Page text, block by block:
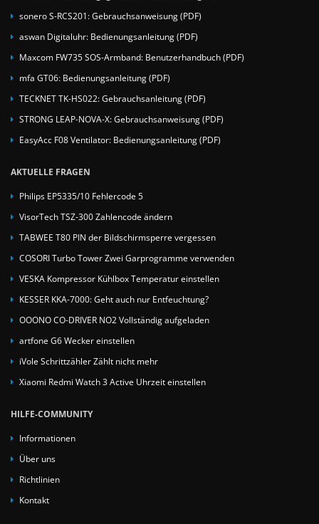
sonero S-RCS201: Gebrauchsanweisung (PDF)
aswan Digitaluhr: Bedienungsanleitung (PDF)
Maxcom FW735 SOS-Armband: Benutzerhandbuch (PDF)
mfa GT06: Bedienungsanleitung (PDF)
TECKNET TK-HS022: Gebrauchsanleitung (PDF)
STRONG LEAP-NOVA-X: Gebrauchsanweisung (PDF)
EasyAcc F08 Ventilator: Bedienungsanleitung (PDF)
AKTUELLE FRAGEN
Philips EP5335/10 Fehlercode 5
VisorTech TSZ-300 Zahlencode ändern
TABWEE T80 PIN der Bildschirmsperre vergessen
COSORI Turbo Tower Zwei Garprogramme verwenden
VESKA Kompressor Kühlbox Temperatur einstellen
KESSER KKA-7000: Geht auch nur Entfeuchtung?
OOONO CO-DRIVER NO2 Vollständig aufgeladen
artfone G6 Wecker einstellen
iVole Schrittzähler Zählt nicht mehr
Xiaomi Redmi Watch 3 Active Uhrzeit einstellen
HILFE-COMMUNITY
Informationen
Über uns
Richtlinien
Kontakt